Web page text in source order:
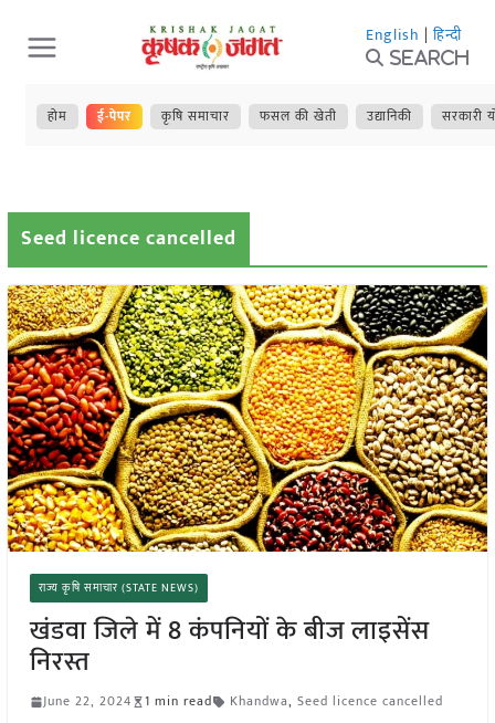
Skip
to
content
English | हिन्दी
Search
होम ई-पेपर कृषि समाचार फसल की खेती उद्यानिकी सरकारी
Seed licence cancelled
राज्य कृषि समाचार (STATE NEWS)
खंडवा जिले में 8 कंपनियों के बीज लाइसेंस
निरस्त
June 22, 2024 1 min read Khandwa, Seed licence cancelled